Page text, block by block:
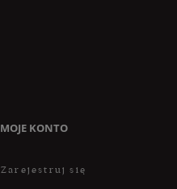
MOJE KONTO
Zarejestruj się